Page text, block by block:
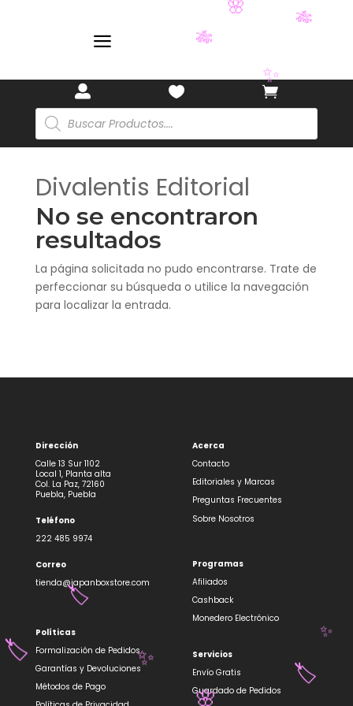
a
 

Búsqueda
de
productos
Divalentis Editorial
No se encontraron
resultados
La página solicitada no pudo encontrarse. Trate de
perfeccionar su búsqueda o utilice la navegación
para localizar la entrada.
Dirección
Calle 13 Sur 1102
Local 1, Planta alta
Col. La Paz, 72160
Puebla, Puebla
Teléfono
222 485 9974
Correo
tienda@japanboxstore.com
Políticas
Formalización de Pedidos
Garantías y Devoluciones
Métodos de Pago
Acerca
Contacto
Editoriales y Marcas
Preguntas Frecuentes
Sobre Nosotros
Programas
Afiliados
Cashback
Monedero Electrónico
Servicios
Envío Gratis
Guardado de Pedidos
✨
✨
🏷️
🏷️
🏷️
✨
🌸